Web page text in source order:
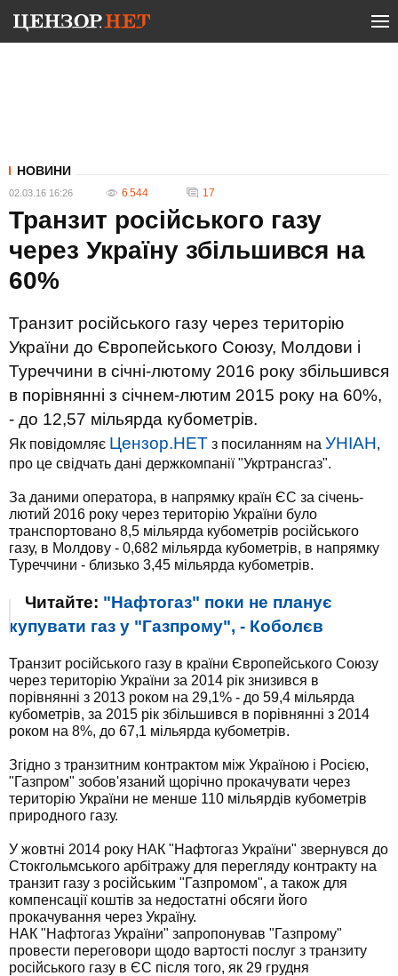
НОВИНИ
02.03.16 16:26 6 544 17
Транзит російського газу
через Україну збільшився на
60%
Транзит російського газу через територію
України до Європейського Союзу, Молдови і
Туреччини в січні-лютому 2016 року збільшився
в порівнянні з січнем-лютим 2015 року на 60%,
- до 12,57 мільярда кубометрів.
Як повідомляє Цензор.НЕТ з посиланням на УНІАН,
про це свідчать дані держкомпанії "Укртрансгаз".
За даними оператора, в напрямку країн ЄС за січень-
лютий 2016 року через територію України було
транспортовано 8,5 мільярда кубометрів російського
газу, в Молдову - 0,682 мільярда кубометрів, в напрямку
Туреччини - близько 3,45 мільярда кубометрів.
Читайте: "Нафтогаз" поки не планує
купувати газ у "Газпрому", - Коболєв
Транзит російського газу в країни Європейського Союзу
через територію України за 2014 рік знизився в
порівнянні з 2013 роком на 29,1% - до 59,4 мільярда
кубометрів, за 2015 рік збільшився в порівнянні з 2014
роком на 8%, до 67,1 мільярда кубометрів.
Згідно з транзитним контрактом між Україною і Росією,
"Газпром" зобов'язаний щорічно прокачувати через
територію України не менше 110 мільярдів кубометрів
природного газу.
У жовтні 2014 року НАК "Нафтогаз України" звернувся до
Стокгольмського арбітражу для перегляду контракту на
транзит газу з російським "Газпромом", а також для
компенсації коштів за недостатні обсяги його
прокачування через Україну.
НАК "Нафтогаз України" запропонував "Газпрому"
провести переговори щодо вартості послуг з транзиту
російського газу в ЄС після того, як 29 грудня